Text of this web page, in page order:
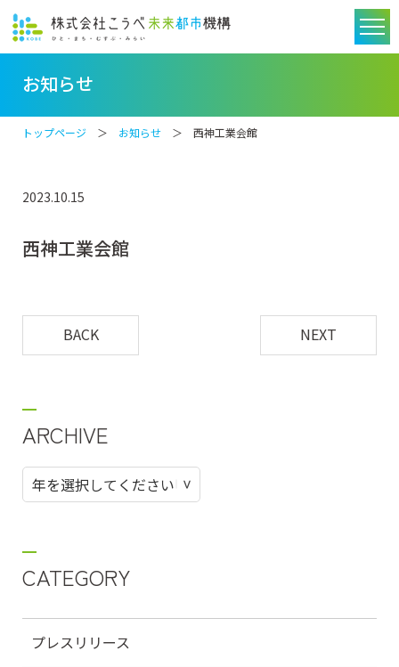
お知らせ
トップページ ＞ お知らせ ＞ 西神工業会館
2023.10.15
西神工業会館
BACK NEXT
ARCHIVE
CATEGORY
プレスリリース